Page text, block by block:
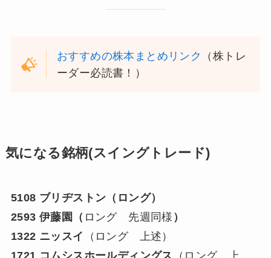
おすすめの株本まとめリンク
（株トレ
ーダー必読書！）
気になる銘柄(スイングトレード)
5108 ブリヂストン（ロング）
2593 伊藤園（ ロング 先週同様 ）
1322 ニッスイ
（ロング 上述）
1721 コムシスホールディングス （ロング 上